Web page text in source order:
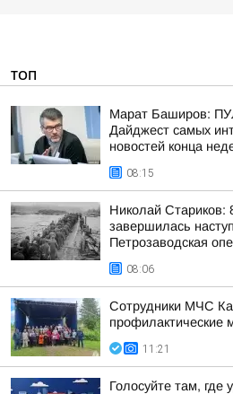
ТОП
Марат Баширов:
Дайджест самых
новостей конца
08:15
Николай Стариков:
завершилась
Петрозаводская
08:06
Сотрудники МЧС
профилактические
11:21
Голосуйте там, где